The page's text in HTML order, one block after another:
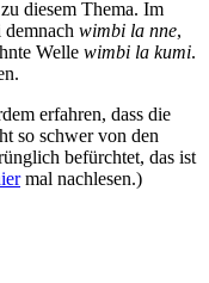
diesem Thema. Im
wimbi la nne,
Welle wimbi la kumi.
erfahren, dass die
so schwer von den
befürchtet, das ist
mal nachlesen.)